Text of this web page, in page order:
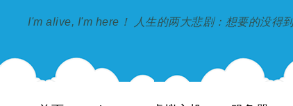
I'm alive, I'm here！ 人生的两大悲剧：想要的没得